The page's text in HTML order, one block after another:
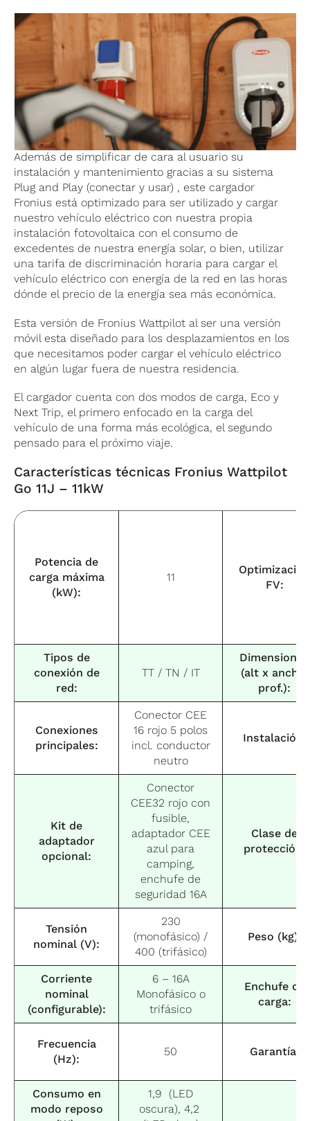
Además de simplificar de cara al usuario su
instalación y mantenimiento gracias a su sistema
Plug and Play (conectar y usar) , este cargador
Fronius está optimizado para ser utilizado y cargar
nuestro vehículo eléctrico con nuestra propia
instalación fotovoltaica con el consumo de
excedentes de nuestra energía solar, o bien, utilizar
una tarifa de discriminación horaria para cargar el
vehículo eléctrico con energía de la red en las horas
dónde el precio de la energía sea más económica.
Esta versión de Fronius Wattpilot al ser una versión
móvil esta diseñado para los desplazamientos en los
que necesitamos poder cargar el vehículo eléctrico
en algún lugar fuera de nuestra residencia.
El cargador cuenta con dos modos de carga, Eco y
Next Trip, el primero enfocado en la carga del
vehículo de una forma más ecológica, el segundo
pensado para el próximo viaje.
Características técnicas Fronius Wattpilot
Go 11J – 11kW
Potencia de
carga máxima
(kW):
11
Optimización
FV:
Tipos de
conexión de
red:
TT / TN / IT
Dimensiones
(alt x anch x
prof.):
Conexiones
principales:
Conector CEE
16 rojo 5 polos
incl. conductor
neutro
Instalación:
Kit de
adaptador
opcional:
Conector
CEE32 rojo con
fusible,
adaptador CEE
azul para
camping,
enchufe de
seguridad 16A
Clase de
protección:
Tensión
nominal (V):
230
(monofásico) /
400 (trifásico)
Peso (kg):
Corriente
nominal
(configurable):
6 – 16A
Monofásico o
trifásico
Enchufe de
carga:
Frecuencia
(Hz):
50 Garantía
Consumo en
modo reposo
1,9 (LED
oscura), 4,2